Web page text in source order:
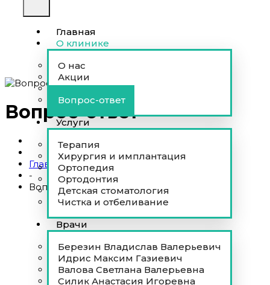
Главная
О клинике
О нас
Акции
Отзывы
Вопрос-ответ
Услуги
Терапия
Хирургия и имплантация
Ортопедия
Ортодонтия
Детская стоматология
Чистка и отбеливание
Врачи
Березин Владислав Валерьевич
Идрис Максим Газиевич
Валова Светлана Валерьевна
Силик Анастасия Игоревна
Вопрос-ответ
Главная
-
Вопрос-ответ